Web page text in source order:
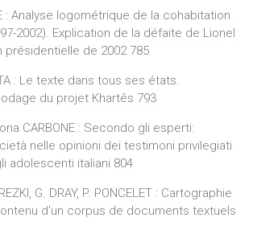
: Analyse logométrique de la cohabitation
2002). Explication de la défaite de Lionel
de 2002 785
: Le texte dans tous ses états.
du projet Khartês 793
CARBONE : Secondo gli esperti:
nelle opinioni dei testimoni privilegiati
adolescenti italiani 804
G. DRAY, P. PONCELET : Cartographie
d'un corpus de documents textuels